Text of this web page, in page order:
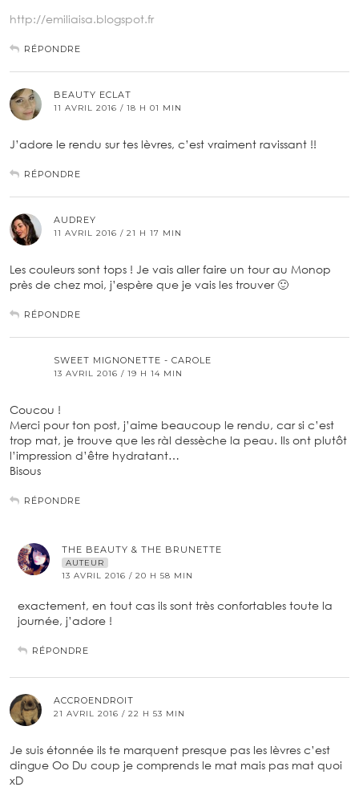
http://emiliaisa.blogspot.fr
RÉPONDRE
BEAUTY ECLAT
11 AVRIL 2016 / 18 H 01 MIN
J’adore le rendu sur tes lèvres, c’est vraiment ravissant !!
RÉPONDRE
AUDREY
11 AVRIL 2016 / 21 H 17 MIN
Les couleurs sont tops ! Je vais aller faire un tour au Monop
près de chez moi, j’espère que je vais les trouver 🙂
RÉPONDRE
SWEET MIGNONETTE - CAROLE
13 AVRIL 2016 / 19 H 14 MIN
Coucou !
Merci pour ton post, j’aime beaucoup le rendu, car si c’est
trop mat, je trouve que les ràl dessèche la peau. Ils ont plutôt
l’impression d’être hydratant…
Bisous
RÉPONDRE
THE BEAUTY & THE BRUNETTE
AUTEUR
13 AVRIL 2016 / 20 H 58 MIN
exactement, en tout cas ils sont très confortables toute la
journée, j’adore !
RÉPONDRE
ACCROENDROIT
21 AVRIL 2016 / 22 H 53 MIN
Je suis étonnée ils te marquent presque pas les lèvres c’est
dingue Oo Du coup je comprends le mat mais pas mat quoi
xD